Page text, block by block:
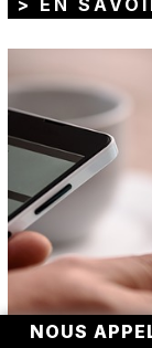
NOUS
> EN